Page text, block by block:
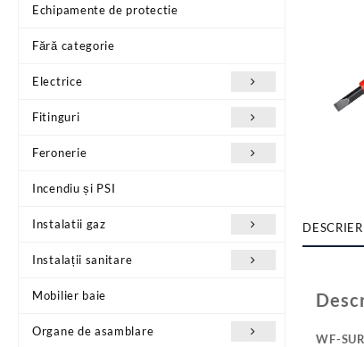
Echipamente de protectie
Fără categorie
Electrice
Fitinguri
Feronerie
Incendiu și PSI
Instalatii gaz
Instalații sanitare
Mobilier baie
Organe de asamblare
WF-